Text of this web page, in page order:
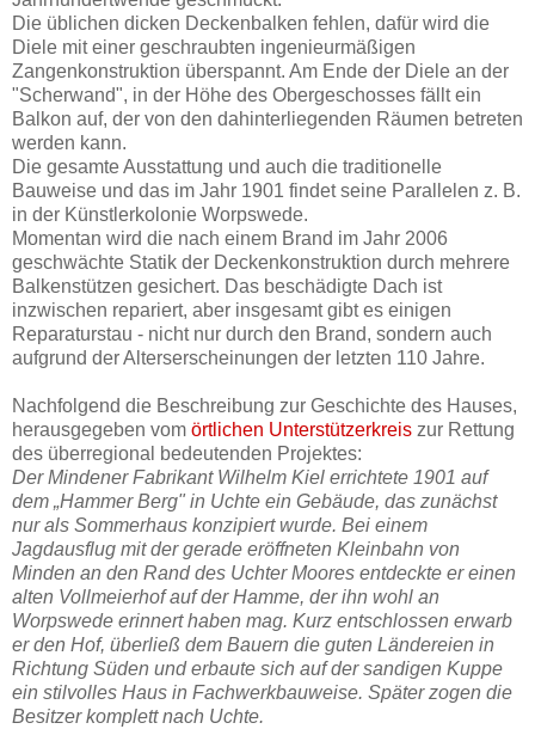
Die üblichen dicken Deckenbalken fehlen, dafür wird die
Diele mit einer geschraubten ingenieurmäßigen
Zangenkonstruktion überspannt. Am Ende der Diele an der
"Scherwand", in der Höhe des Obergeschosses fällt ein
Balkon auf, der von den dahinterliegenden Räumen betreten
werden kann.
Die gesamte Ausstattung und auch die traditionelle
Bauweise und das im Jahr 1901 findet seine Parallelen z. B.
in der Künstlerkolonie Worpswede.
Momentan wird die nach einem Brand im Jahr 2006
geschwächte Statik der Deckenkonstruktion durch mehrere
Balkenstützen gesichert. Das beschädigte Dach ist
inzwischen repariert, aber insgesamt gibt es einigen
Reparaturstau - nicht nur durch den Brand, sondern auch
aufgrund der Alterserscheinungen der letzten 110 Jahre.
Nachfolgend die Beschreibung zur Geschichte des Hauses,
herausgegeben vom örtlichen Unterstützerkreis zur Rettung
des überregional bedeutenden Projektes:
Der Mindener Fabrikant Wilhelm Kiel errichtete 1901 auf
dem „Hammer Berg" in Uchte ein Gebäude, das zunächst
nur als Sommerhaus konzipiert wurde. Bei einem
Jagdausflug mit der gerade eröffneten Kleinbahn von
Minden an den Rand des Uchter Moores entdeckte er einen
alten Vollmeierhof auf der Hamme, der ihn wohl an
Worpswede erinnert haben mag. Kurz entschlossen erwarb
er den Hof, überließ dem Bauern die guten Ländereien in
Richtung Süden und erbaute sich auf der sandigen Kuppe
ein stilvolles Haus in Fachwerkbauweise. Später zogen die
Besitzer komplett nach Uchte.